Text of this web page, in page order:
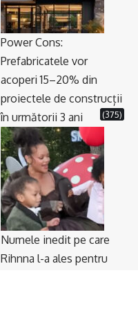
Power Cons:
Prefabricatele vor
acoperi 15–20% din
proiectele de construcții
în următorii 3 ani
(375)
Numele inedit pe care
Rihnna l-a ales pentru